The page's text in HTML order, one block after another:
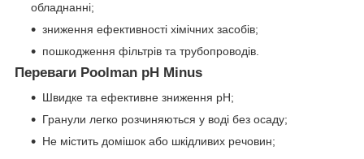
обладнанні;
зниження ефективності хімічних засобів;
пошкодження фільтрів та трубопроводів.
Переваги Poolman pH Minus
Швидке та ефективне зниження pH;
Гранули легко розчиняються у воді без осаду;
Не містить домішок або шкідливих речовин;